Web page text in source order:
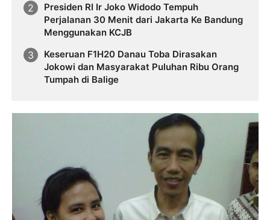
Presiden RI Ir Joko Widodo Tempuh
Perjalanan 30 Menit dari Jakarta Ke Bandung
Menggunakan KCJB
Keseruan F1H20 Danau Toba Dirasakan
Jokowi dan Masyarakat Puluhan Ribu Orang
Tumpah di Balige